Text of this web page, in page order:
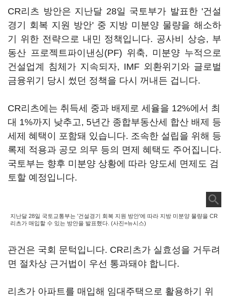
CR리츠 방안은 지난달 28일 국토부가 발표한 '건설
경기 회복 지원 방안' 중 지방 미분양 물량을 해소하
기 위한 전략으로 내민 정책입니다. 공사비 상승, 부
동산 프로젝트파이낸싱(PF) 위축, 미분양 누적으로
건설업계 침체가 지속되자, IMF 외환위기와 글로벌
금융위기 당시 썼던 정책을 다시 꺼내든 겁니다.
CR리츠에는 취득세 중과 배제로 세율을 12%에서 최
대 1%까지 낮추고, 5년간 종합부동산세 합산 배제 등
세제 혜택이 포함돼 있습니다. 조속한 설립을 위해 등
록제 적용과 공모 의무 등의 면제 혜택도 주어집니다.
국토부는 향후 미분양 상황에 따라 양도세 면제도 검
토할 예정입니다.
지난달 28일 국토교통부는 '건설경기 회복 지원 방안'에 따라 지방 미분양 물량을 CR
리츠가 매입할 수 있는 방안을 발표했다. (사진=뉴시스)
관건은 국회 문턱입니다. CR리츠가 실효성을 거두려
면 절차상 근거법이 우선 통과돼야 합니다.
리츠가 아파트를 매입해 임대주택으로 활용하기 위